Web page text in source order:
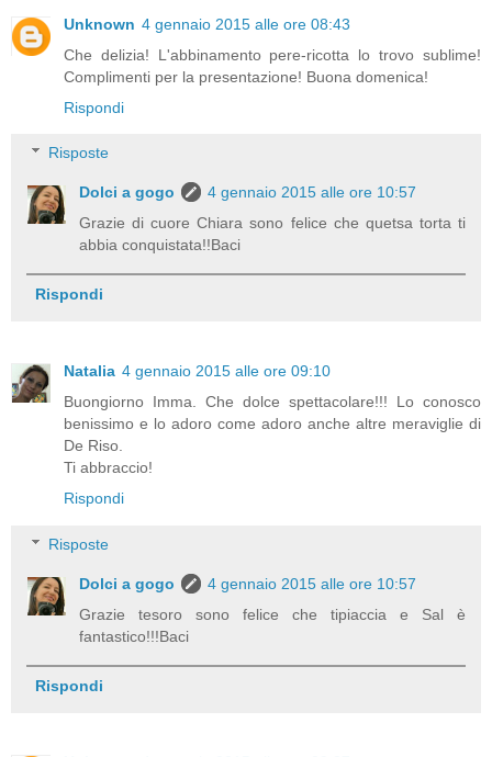
Unknown 4 gennaio 2015 alle ore 08:43
Che delizia! L'abbinamento pere-ricotta lo trovo sublime!
Complimenti per la presentazione! Buona domenica!
Rispondi
Risposte
Dolci a gogo
4 gennaio 2015 alle ore 10:57
Grazie di cuore Chiara sono felice che quetsa torta ti
abbia conquistata!!Baci
Rispondi
Natalia 4 gennaio 2015 alle ore 09:10
Buongiorno Imma. Che dolce spettacolare!!! Lo conosco
benissimo e lo adoro come adoro anche altre meraviglie di
De Riso.
Ti abbraccio!
Rispondi
Risposte
Dolci a gogo
4 gennaio 2015 alle ore 10:57
Grazie tesoro sono felice che tipiaccia e Sal è
fantastico!!!Baci
Rispondi